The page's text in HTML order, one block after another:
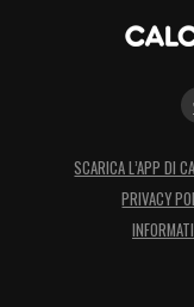
SCARICA L’APP DI
PRIVACY